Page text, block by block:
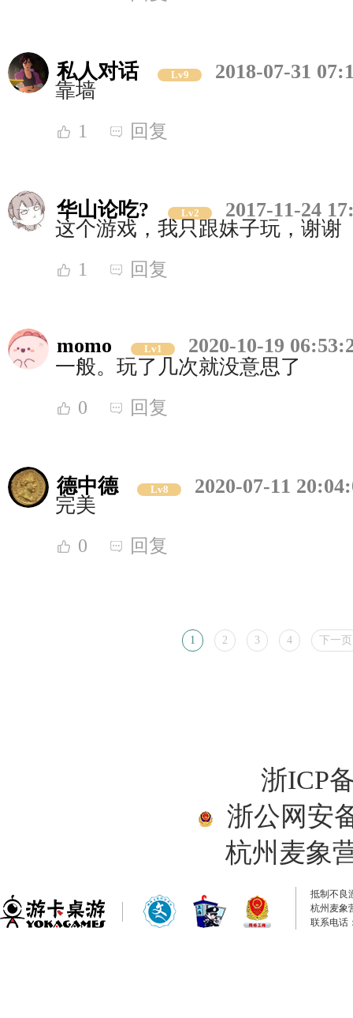
私人对话 Lv9
2018-07-31
靠墙
1 回复
华山论吃? Lv2
2017-11-24
这个游戏，我只跟妹子玩，谢谢
1 回复
momo Lv1
2020-10-19
一般。玩了几次就没意思了
0 回复
德中德 Lv8
2020-07-11
完美
0 回复
1 2 3 4 下一页
浙ICP
浙公网安
杭州麦象
抵制不良
杭州麦象
联系电话